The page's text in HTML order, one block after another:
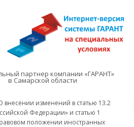
партнер компании «ГАРАНТ»
в Самарской области
изменений в статью 13.2
Федерации» и статью 1
положении иностранных